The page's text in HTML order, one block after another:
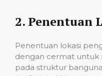
2. Penentuan
Penentuan lokasi
dengan cermat untuk
pada struktur